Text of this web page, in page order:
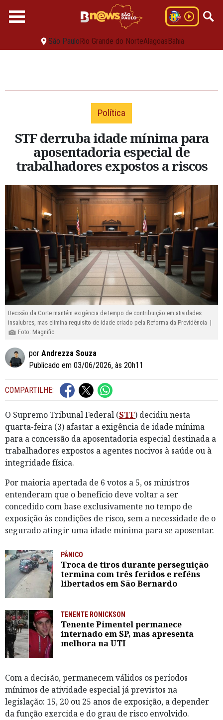
São PauloRio Grande do NorteAlagoasBahia
Política
STF derruba idade mínima para
aposentadoria especial de
trabalhadores expostos a riscos
Decisão da Corte mantém exigência de tempo de contribuição em atividades
insalubres, mas elimina requisito de idade criado pela Reforma da Previdência |
Foto: Magnific
por Andrezza Souza
Publicado em 03/06/2026, às 20h11
COMPARTILHE:
O Supremo Tribunal Federal (STF) decidiu nesta
quarta-feira (3) afastar a exigência de idade mínima
para a concessão da aposentadoria especial destinada a
trabalhadores expostos a agentes nocivos à saúde ou à
integridade física.
Por maioria apertada de 6 votos a 5, os ministros
entenderam que o benefício deve voltar a ser
concedido com base exclusivamente no tempo de
exposição às condições de risco, sem a necessidade de o
segurado atingir uma idade mínima para se aposentar.
PÂNICO
Troca de tiros durante perseguição
termina com três feridos e reféns
libertados em São Bernardo
TENENTE RONICKSON
Tenente Pimentel permanece
internado em SP, mas apresenta
melhora na UTI
Com a decisão, permanecem válidos os períodos
mínimos de atividade especial já previstos na
legislação: 15, 20 ou 25 anos de exposição, a depender
da função exercida e do grau de risco envolvido.